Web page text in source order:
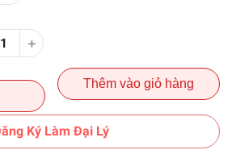
Thêm vào giỏ hàng
Ký Làm Đại Lý